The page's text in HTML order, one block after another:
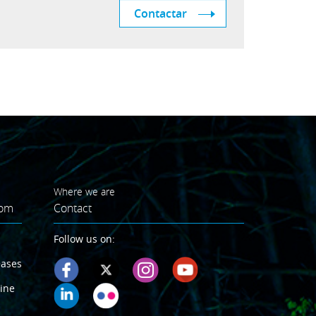
Contactar
Where we are
Contact
Follow us on: